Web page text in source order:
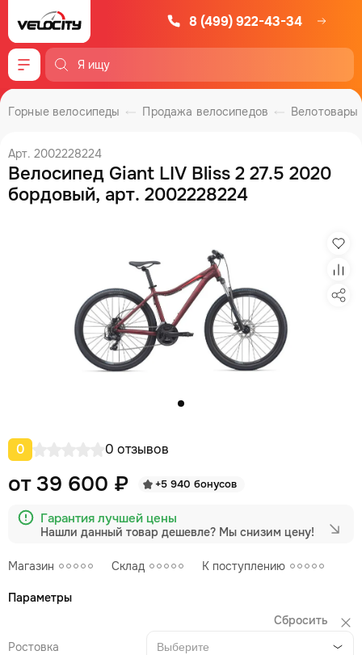
8 (499) 922-43-34
Меню
Велотовары
Продажа велосипедов
Горные велосипеды
Арт. 2002228224
Велосипед Giant LIV Bliss 2 27.5 2020
бордовый, арт. 2002228224
0 0 отзывов
Магазин Склад К поступлению
от 39 600 ₽ +5 940 бонусов
Гарантия лучшей цены
Нашли данный товар дешевле? Мы снизим цену!
Параметры
Сбросить
Ростовка
Выберите